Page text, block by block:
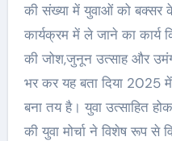
की संख्या में युवाओं को बक्सर
कार्यक्रम में ले जाने का
की जोश,जुनून उत्साह और
भर कर यह बता दिया 2025
बना तय है। युवा उत्साहित
की युवा मोर्चा ने विशेष रूप से